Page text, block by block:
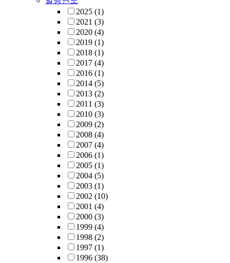
2025 (1)
2021 (3)
2020 (4)
2019 (1)
2018 (1)
2017 (4)
2016 (1)
2014 (5)
2013 (2)
2011 (3)
2010 (3)
2009 (2)
2008 (4)
2007 (4)
2006 (1)
2005 (1)
2004 (5)
2003 (1)
2002 (10)
2001 (4)
2000 (3)
1999 (4)
1998 (2)
1997 (1)
1996 (38)